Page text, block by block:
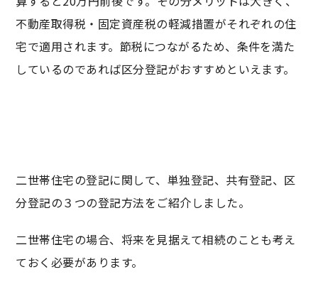
不動産取得税・固定資産税の軽減措置がそれぞれの住
宅で適用されます。節税につながるため、条件を満た
しているのであれば区分登記がおすすめといえます。
二世帯住宅の登記に関して、単独登記、共有登記、区
分登記の３つの登記方法をご紹介しました。
二世帯住宅の場合、将来を見据えて相続のことも考え
ておく必要があります。